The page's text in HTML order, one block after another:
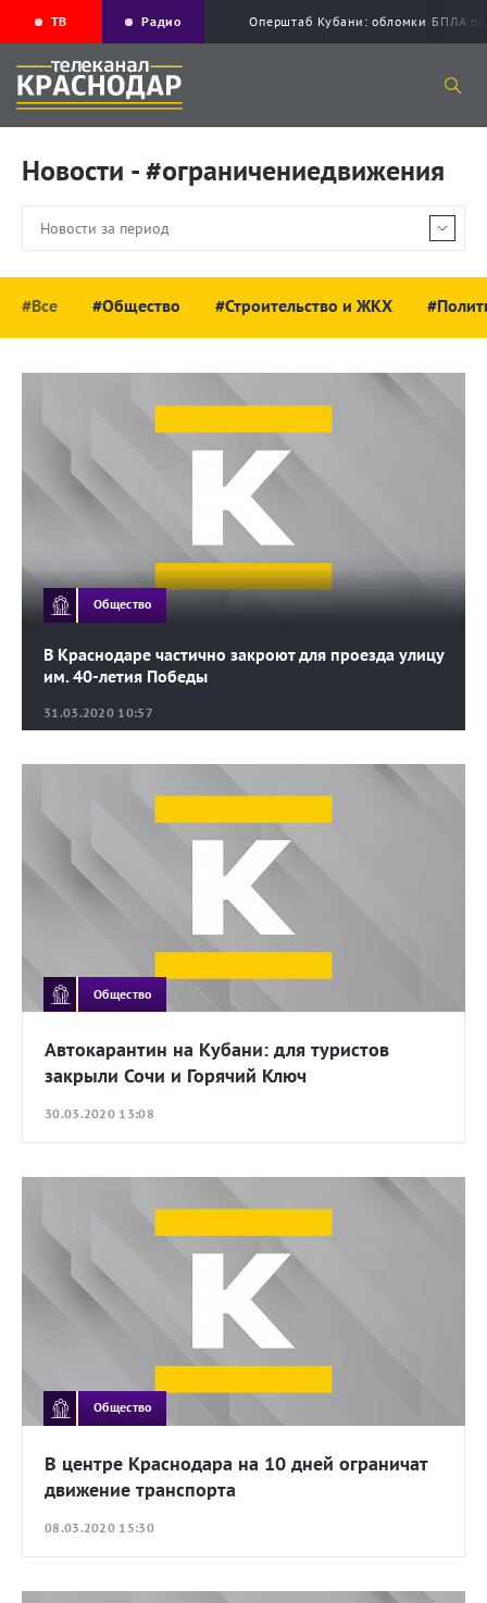
ТВ Радио Оперштаб Кубани: обломки БПЛА
Новости - #ограничениедвижения
#Все #Общество #Строительство и ЖКХ
31.03.2020 10:57
В Краснодаре частично закроют для проезда улицу
им. 40-летия Победы
Общество
Общество
Автокарантин на Кубани: для туристов
закрыли Сочи и Горячий Ключ
30.03.2020 13:08
Общество
В центре Краснодара на 10 дней ограничат
движение транспорта
08.03.2020 15:30